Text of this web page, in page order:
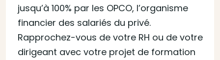
jusqu’à 100% par les OPCO, l’organisme
financier des salariés du privé.
Rapprochez-vous de votre RH ou de votre
dirigeant avec votre projet de formation